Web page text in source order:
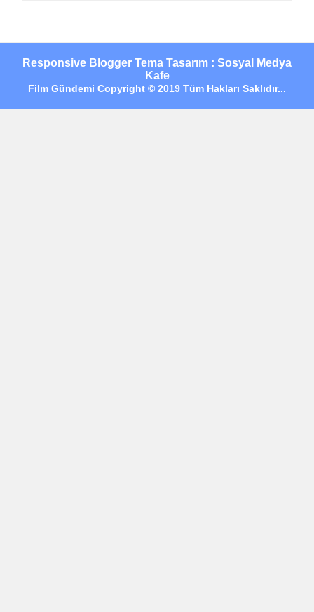
Responsive Blogger Tema Tasarım : Sosyal Medya
Kafe
Film Gündemi Copyright © 2019 Tüm Hakları Saklıdır...